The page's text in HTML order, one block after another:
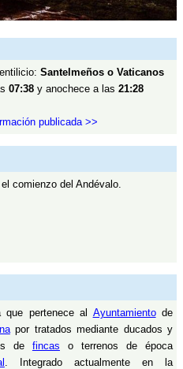
Santelmeños o Vaticanos
07:38 y anochece a las 21:28
publicada >>
comienzo del Andévalo.
que pertenece al Ayuntamientode
por tratados mediante ducados y
de fincas o terrenos de época
. Integrado actualmente en la